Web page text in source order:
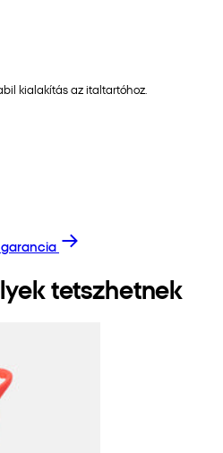
kialakítás az italtartóhoz.
tetszhetnek